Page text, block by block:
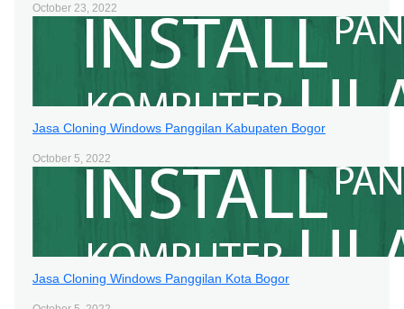
October 23, 2022
Jasa Cloning Windows Panggilan Kabupaten Bogor
October 5, 2022
Jasa Cloning Windows Panggilan Kota Bogor